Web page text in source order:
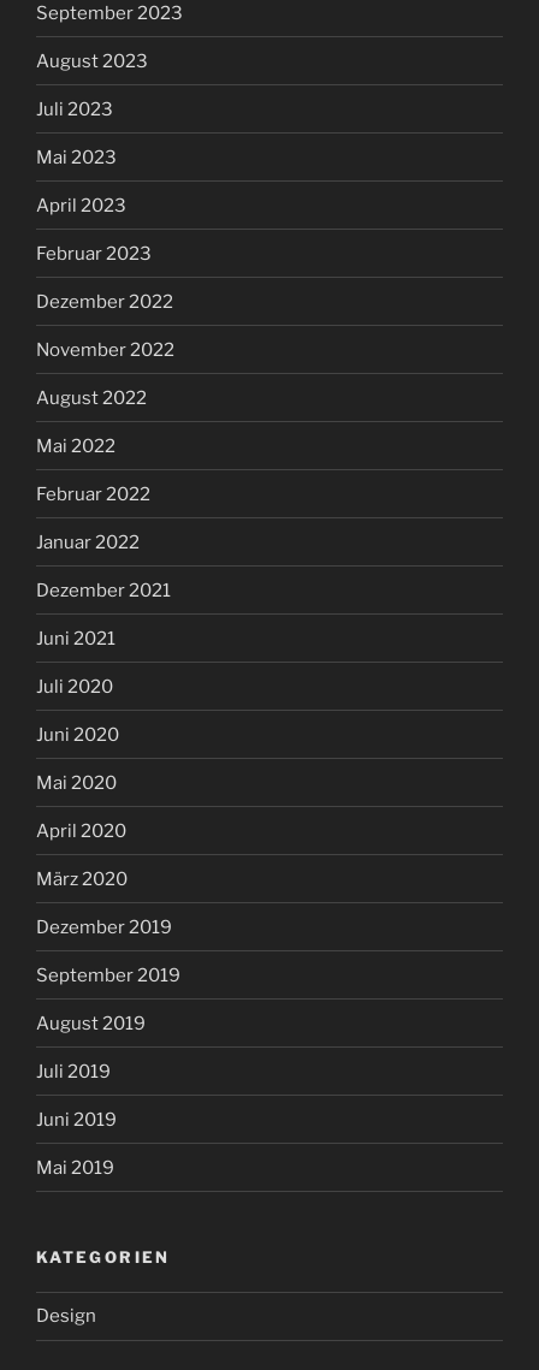
September 2023
August 2023
Juli 2023
Mai 2023
April 2023
Februar 2023
Dezember 2022
November 2022
August 2022
Mai 2022
Februar 2022
Januar 2022
Dezember 2021
Juni 2021
Juli 2020
Juni 2020
Mai 2020
April 2020
März 2020
Dezember 2019
September 2019
August 2019
Juli 2019
Juni 2019
Mai 2019
KATEGORIEN
Design